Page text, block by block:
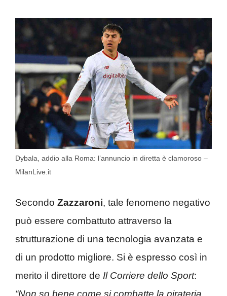
Dybala, addio alla Roma: l’annuncio in diretta è clamoroso –
MilanLive.it
Secondo Zazzaroni, tale fenomeno negativo
può essere combattuto attraverso la
strutturazione di una tecnologia avanzata e
di un prodotto migliore. Si è espresso così in
merito il direttore de Il Corriere dello Sport:
“Non so bene come si combatte la pirateria.